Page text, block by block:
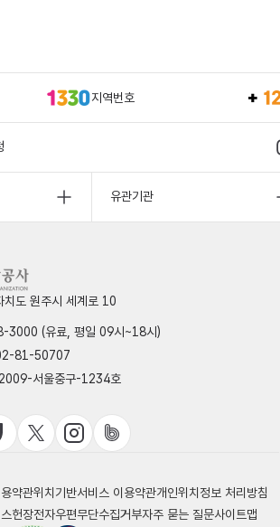
지역번호
유관기관
도 원주시 세계로 10
3000 (유료, 평일 09시~18시)
81-50707
서울중구-1234호
약관위치기반서비스 이용약관개인위치정보 처리방침
헌장전자우편무단수집거부자주 묻는 질문사이트맵